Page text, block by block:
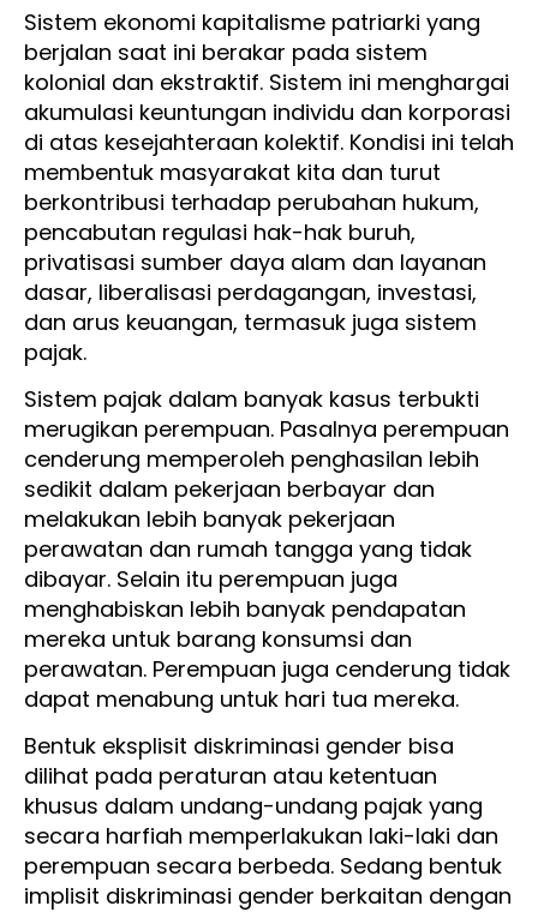
Sistem ekonomi kapitalisme patriarki yang
berjalan saat ini berakar pada sistem
kolonial dan ekstraktif. Sistem ini menghargai
akumulasi keuntungan individu dan korporasi
di atas kesejahteraan kolektif. Kondisi ini telah
membentuk masyarakat kita dan turut
berkontribusi terhadap perubahan hukum,
pencabutan regulasi hak-hak buruh,
privatisasi sumber daya alam dan layanan
dasar, liberalisasi perdagangan, investasi,
dan arus keuangan, termasuk juga sistem
pajak.
Sistem pajak dalam banyak kasus terbukti
merugikan perempuan. Pasalnya perempuan
cenderung memperoleh penghasilan lebih
sedikit dalam pekerjaan berbayar dan
melakukan lebih banyak pekerjaan
perawatan dan rumah tangga yang tidak
dibayar. Selain itu perempuan juga
menghabiskan lebih banyak pendapatan
mereka untuk barang konsumsi dan
perawatan. Perempuan juga cenderung tidak
dapat menabung untuk hari tua mereka.
Bentuk eksplisit diskriminasi gender bisa
dilihat pada peraturan atau ketentuan
khusus dalam undang-undang pajak yang
secara harfiah memperlakukan laki-laki dan
perempuan secara berbeda. Sedang bentuk
implisit diskriminasi gender berkaitan dengan